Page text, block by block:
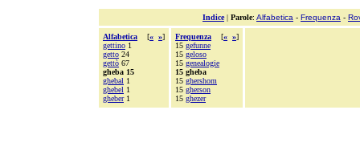
Indice| Parole: Alfabetica - Frequenza -
Alfabetica [« »]
gettino 1
getto 24
gettò 67
gheba 15
ghebal 1
ghebel 1
gheber1
Frequenza [« »]
15 gefunne
15 geloso
15 genealogie
15 gheba
15 ghershom
15 gherson
15 ghezer